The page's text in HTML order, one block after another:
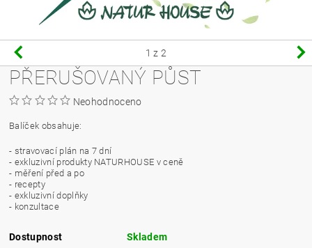
1 z 2
PŘERUŠOVANÝ PŮST
Neohodnoceno
Balíček obsahuje:
- stravovací plán na 7 dní
- exkluzivní produkty NATURHOUSE v ceně
- měření před a po
- recepty
- exkluzivní doplňky
- konzultace
Dostupnost Skladem